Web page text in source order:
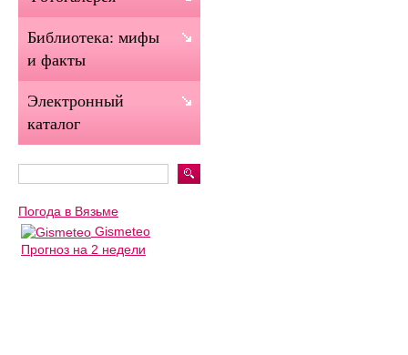
Библиотека: мифы
и факты
Электронный
каталог
Погода в Вязьме
Gismeteo
Прогноз на 2 недели